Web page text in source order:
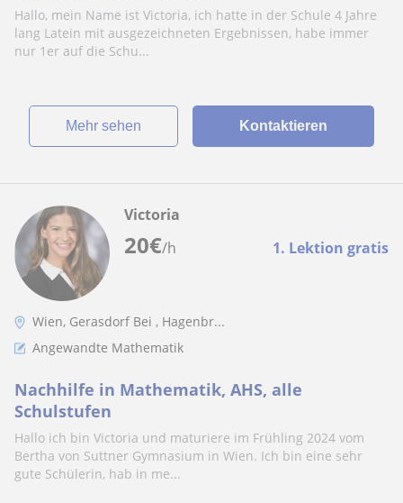
Hallo, mein Name ist Victoria, ich hatte in der Schule 4 Jahre
lang Latein mit ausgezeichneten Ergebnissen, habe immer
nur 1er auf die Schu...
Mehr sehen Kontaktieren
20€/h 1. Lektion gratis
Victoria
Wien, Gerasdorf Bei , Hagenbr...
Angewandte Mathematik
Nachhilfe in Mathematik, AHS, alle
Schulstufen
Hallo ich bin Victoria und maturiere im Frühling 2024 vom
Bertha von Suttner Gymnasium in Wien. Ich bin eine sehr
gute Schülerin, hab in me...